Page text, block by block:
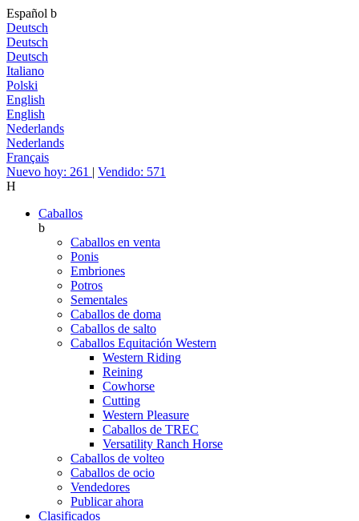
Español b
Deutsch
Deutsch
Deutsch
Italiano
Polski
English
English
Nederlands
Nederlands
Français
Nuevo hoy: 261 | Vendido: 571
H
Caballos
b
Caballos en venta
Ponis
Embriones
Potros
Sementales
Caballos de doma
Caballos de salto
Caballos Equitación Western
Western Riding
Reining
Cowhorse
Cutting
Western Pleasure
Caballos de TREC
Versatility Ranch Horse
Caballos de volteo
Caballos de ocio
Vendedores
Publicar ahora
Clasificados